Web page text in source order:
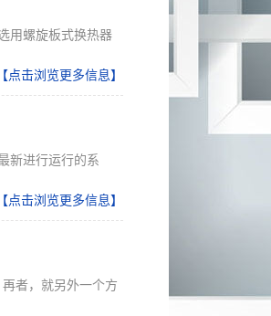
用螺旋板式换热器
【点击浏览更多信息】
新进行运行的系
【点击浏览更多信息】
者，就另外一个方